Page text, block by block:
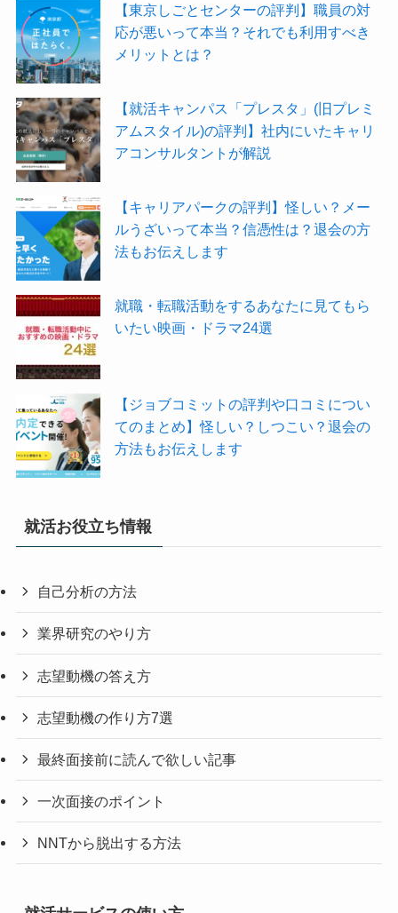
【東京しごとセンターの評判】職員の対
応が悪いって本当？それでも利用すべき
メリットとは？
【就活キャンパス「プレスタ」(旧プレミ
アムスタイル)の評判】社内にいたキャリ
アコンサルタントが解説
【キャリアパークの評判】怪しい？メー
ルうざいって本当？信憑性は？退会の方
法もお伝えします
就職・転職活動をするあなたに見てもら
いたい映画・ドラマ24選
【ジョブコミットの評判や口コミについ
てのまとめ】怪しい？しつこい？退会の
方法もお伝えします
就活お役立ち情報
自己分析の方法
業界研究のやり方
志望動機の答え方
志望動機の作り方7選
最終面接前に読んで欲しい記事
一次面接のポイント
NNTから脱出する方法